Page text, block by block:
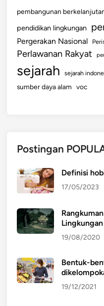
pembangunan
pendidikan lingkungan
Pergerakan Nasional
Perlawanan Rakyat
sejarah sejarah
sumber daya alam voc
Postingan
Definisi
17/05/2023
Lingkungan
19/08/2020
Bentuk-
19/12/2021